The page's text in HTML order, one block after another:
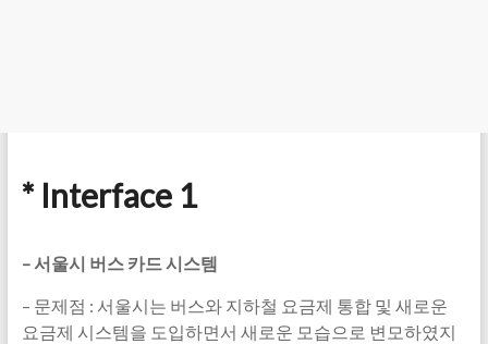
* Interface 1
–서울시 버스 카드 시스템
– 문제점 : 서울시는 버스와 지하철 요금제 통합 및 새로운
요금제 시스템을 도입하면서 새로운 모습으로 변모하였지